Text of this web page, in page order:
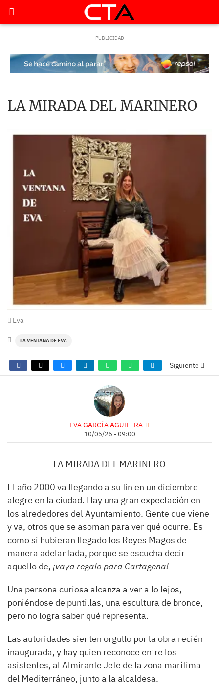
LA MIRADA DEL MARINERO
Eva
LA VENTANA DE EVA
Siguiente
EVA GARCÍA AGUILERA
10/05/26 - 09:00
LA MIRADA DEL MARINERO
El año 2000 va llegando a su fin en un diciembre
alegre en la ciudad. Hay una gran expectación en
los alrededores del Ayuntamiento. Gente que viene
y va, otros que se asoman para ver qué ocurre. Es
como si hubieran llegado los Reyes Magos de
manera adelantada, porque se escucha decir
aquello de, ¡vaya regalo para Cartagena!
Una persona curiosa alcanza a ver a lo lejos,
poniéndose de puntillas, una escultura de bronce,
pero no logra saber qué representa.
Las autoridades sienten orgullo por la obra recién
inaugurada, y hay quien reconoce entre los
asistentes, al Almirante Jefe de la zona marítima
del Mediterráneo, junto a la alcaldesa.